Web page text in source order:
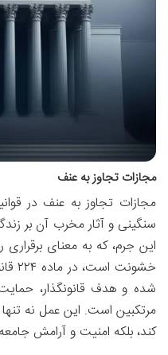
مجازات تجاوز به عنف
مجازات تجاوز به عنف در
سنگینی و آثار مخرب آن بر
این جرم، که به معنای
شده و هدف قانونگذار،
مرتکبین است. این عمل نه
کند، بلکه امنیت و آرامش